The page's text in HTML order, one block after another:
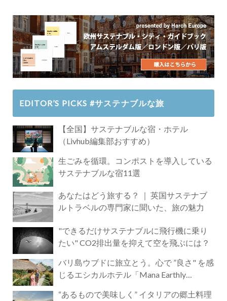
EDITOR’S PICKS #サステナブルな旅
【全国】サステナブルな宿・ホテル
（Livhub編集部おすすめ）
生ごみを循環。コンポストを導入している
サステナブルな宿11選
あなたはどう旅する？ ｜ 英国サステナブ
ルトラベルの専門家に聞いた、旅の魅力
"できるだけサステナブルに飛行機に乗り
たい" CO2排出量を抑えて空を飛ぶには？
バリ島ウブドに旅立とう。心で ”良さ" を感
じるエシカルホテル「Mana Earthly
“あるもので美味しく” イタリアの郷土料理